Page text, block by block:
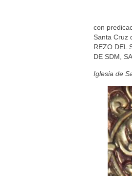
con
Santa Cruz
REZO DEL
DE SDM,
Iglesia de